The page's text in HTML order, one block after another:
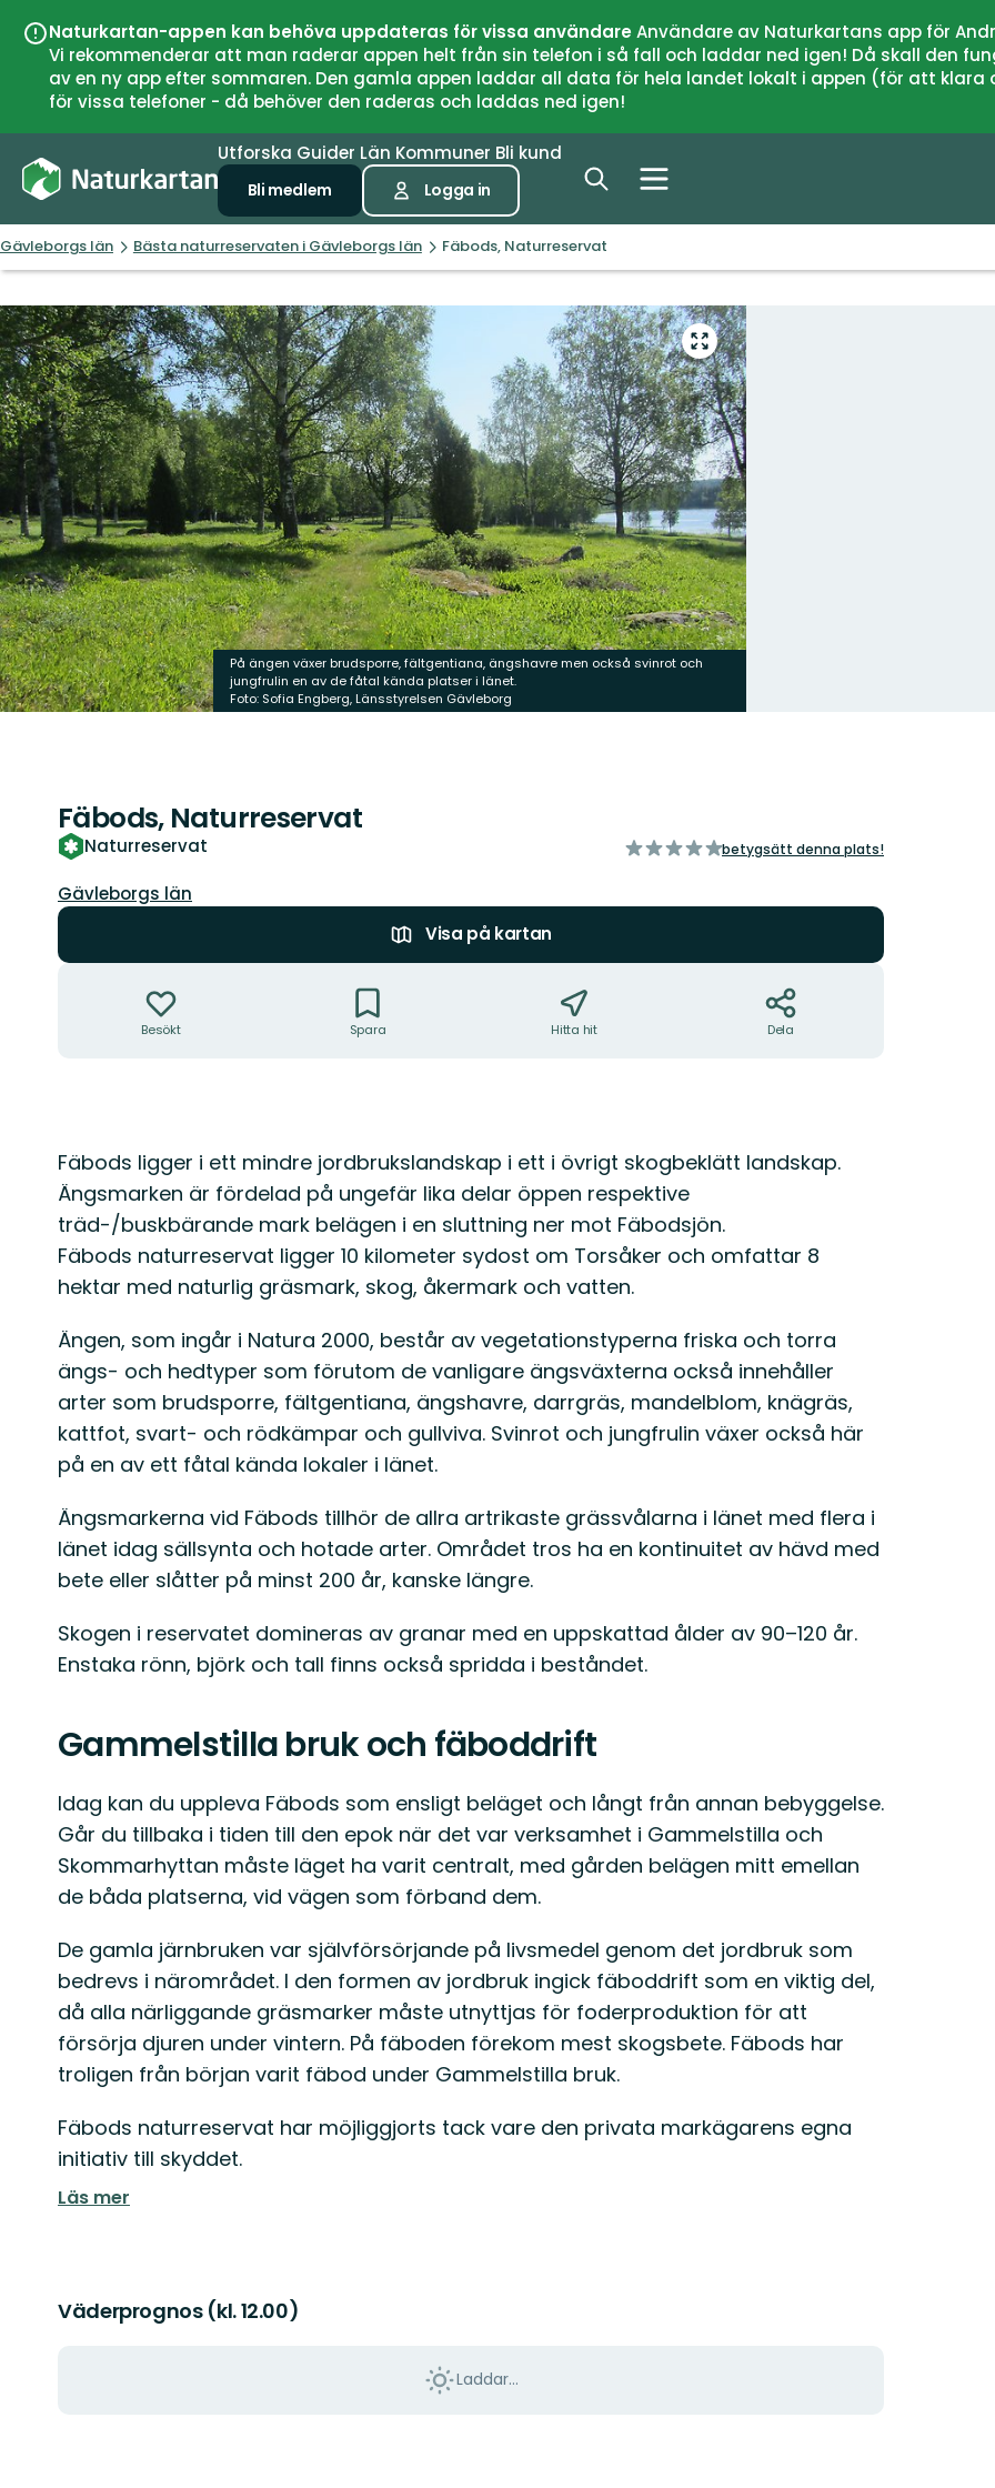
Naturkartan-appen kan behöva uppdateras för vissa användareAnvändare av Naturkartans app för
Vi rekommenderar att man raderar appen helt från sin telefon i så fall och laddar ned igen! Då skall den
av en ny app efter sommaren. Den gamla appen laddar all data för hela landet lokalt i appen (för att
för vissa telefoner - då behöver den raderas och laddas ned igen!
Utforska Guider Län Kommuner Bli kund
Bli medlem Logga in
Gävleborgs län Bästa naturreservaten i Gävleborgs län Fäbods, Naturreservat
Gå
till
helskärmsläge
På ängen växer brudsporre, fältgentiana, ängshavre men också svinrot och
jungfrulin en av de fåtal kända platser i länet.
Foto: Sofia Engberg, Länsstyrelsen Gävleborg
Fäbods, Naturreservat
Naturreservat
av
betygsätt denna plats!
Län:
Gävleborgs län
Visa på kartan
Besökt Spara Hitta hit Dela
Beskrivning
Fäbods ligger i ett mindre jordbrukslandskap i ett i övrigt skogbeklätt landskap.
Ängsmarken är fördelad på ungefär lika delar öppen respektive
träd-/buskbärande mark belägen i en sluttning ner mot Fäbodsjön.
Fäbods naturreservat ligger 10 kilometer sydost om Torsåker och omfattar 8
hektar med naturlig gräsmark, skog, åkermark och vatten.
Ängen, som ingår i Natura 2000, består av vegetationstyperna friska och torra
ängs- och hedtyper som förutom de vanligare ängsväxterna också innehåller
arter som brudsporre, fältgentiana, ängshavre, darrgräs, mandelblom, knägräs,
kattfot, svart- och rödkämpar och gullviva. Svinrot och jungfrulin växer också här
på en av ett fåtal kända lokaler i länet.
Ängsmarkerna vid Fäbods tillhör de allra artrikaste grässvålarna i länet med flera i
länet idag sällsynta och hotade arter. Området tros ha en kontinuitet av hävd med
bete eller slåtter på minst 200 år, kanske längre.
Skogen i reservatet domineras av granar med en uppskattad ålder av 90–120 år.
Enstaka rönn, björk och tall finns också spridda i beståndet.
Gammelstilla bruk och fäboddrift
Idag kan du uppleva Fäbods som ensligt beläget och långt från annan bebyggelse.
Går du tillbaka i tiden till den epok när det var verksamhet i Gammelstilla och
Skommarhyttan måste läget ha varit centralt, med gården belägen mitt emellan
de båda platserna, vid vägen som förband dem.
De gamla järnbruken var självförsörjande på livsmedel genom det jordbruk som
bedrevs i närområdet. I den formen av jordbruk ingick fäboddrift som en viktig del,
då alla närliggande gräsmarker måste utnyttjas för foderproduktion för att
försörja djuren under vintern. På fäboden förekom mest skogsbete. Fäbods har
troligen från början varit fäbod under Gammelstilla bruk.
Fäbods naturreservat har möjliggjorts tack vare den privata markägarens egna
initiativ till skyddet.
Läs mer
Väderprognos (kl. 12.00)
Laddar...